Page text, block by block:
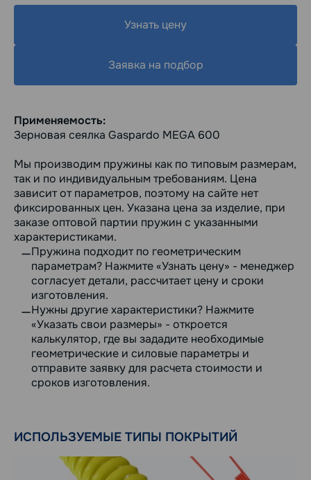
Узнать цену
Заявка на подбор
Применяемость:
Зерновая сеялка Gaspardo MEGA 600
Мы производим пружины как по типовым размерам,
так и по индивидуальным требованиям. Цена
зависит от параметров, поэтому на сайте нет
фиксированных цен. Указана цена за изделие, при
заказе оптовой партии пружин с указанными
характеристиками.
Пружина подходит по геометрическим
параметрам? Нажмите «Узнать цену» - менеджер
согласует детали, рассчитает цену и сроки
изготовления.
Нужны другие характеристики? Нажмите
«Указать свои размеры» - откроется
калькулятор, где вы зададите необходимые
геометрические и силовые параметры и
отправите заявку для расчета стоимости и
сроков изготовления.
ИСПОЛЬЗУЕМЫЕ ТИПЫ ПОКРЫТИЙ